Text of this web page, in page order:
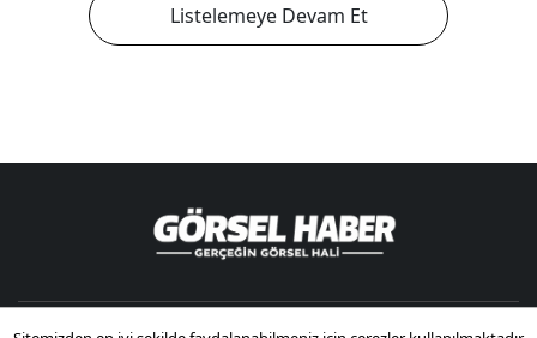
Listelemeye Devam Et